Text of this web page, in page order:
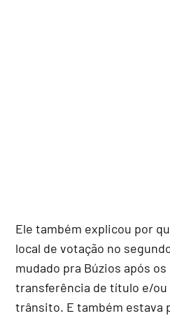
Ele também explicou por
local de votação no
mudado pra Búzios após os
transferência de título e/ou
trânsito. E também estava